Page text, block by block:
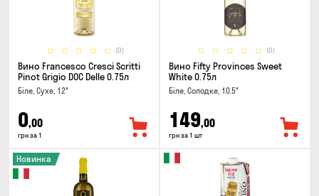
(0)
Вино Francesco Cresci Scritti
Pinot Grigio DOC Delle 0.75л
Біле, Сухе, 12°
0,00
грн за 1
(0)
Вино Fifty Provinces Sweet
White 0.75л
Біле, Солодке, 10.5°
149,00
грн за 1 шт
Новинка